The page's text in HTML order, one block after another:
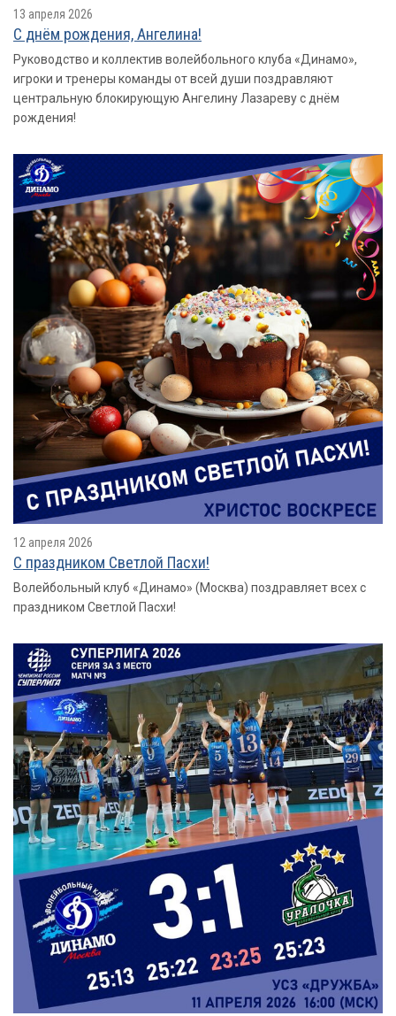
13 апреля 2026
С днём рождения, Ангелина!
Руководство и коллектив волейбольного клуба «Динамо»,
игроки и тренеры команды от всей души поздравляют
центральную блокирующую Ангелину Лазареву с днём
рождения!
12 апреля 2026
С праздником Светлой Пасхи!
Волейбольный клуб «Динамо» (Москва) поздравляет всех с
праздником Светлой Пасхи!